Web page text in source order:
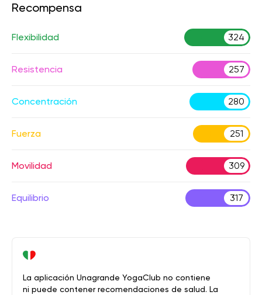
Recompensa
Flexibilidad 324
Resistencia 257
Concentración 280
Fuerza 251
Movilidad 309
Equilibrio 317
La aplicación Unagrande YogaClub no contiene
ni puede contener recomendaciones de salud. La